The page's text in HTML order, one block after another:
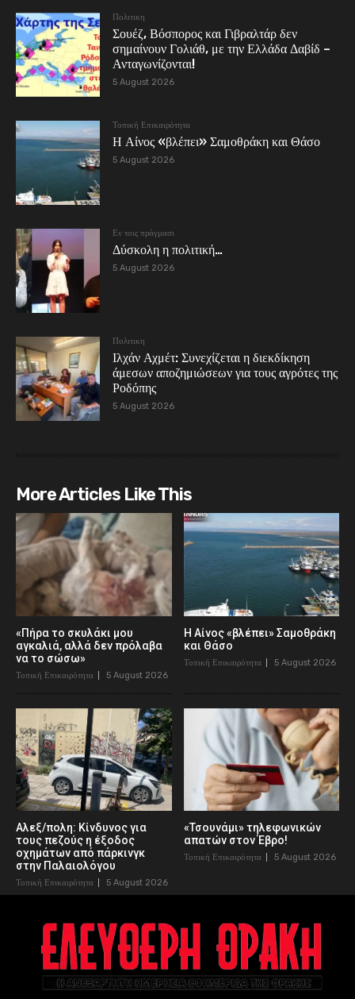
Πολιτικη
Σουέζ, Βόσπορος και Γιβραλτάρ δεν
σημαίνουν Γολιάθ, με την Ελλάδα Δαβίδ –
Ανταγωνίζονται!
5 August 2026
Τοπική Επικαιρότητα
Η Αίνος «βλέπει» Σαμοθράκη και Θάσο
5 August 2026
Εν τοις πράγμασι
Δύσκολη η πολιτική…
5 August 2026
Πολιτικη
Ιλχάν Αχμέτ: Συνεχίζεται η διεκδίκηση
άμεσων αποζημιώσεων για τους αγρότες της
Ροδόπης
5 August 2026
More Articles Like This
«Πήρα το σκυλάκι μου
αγκαλιά, αλλά δεν πρόλαβα
να το σώσω»
Τοπική Επικαιρότητα 5 August 2026
Η Αίνος «βλέπει» Σαμοθράκη
και Θάσο
Τοπική Επικαιρότητα 5 August 2026
Αλεξ/πολη: Κίνδυνος για
τους πεζούς η έξοδος
οχημάτων από πάρκινγκ
στην Παλαιολόγου
Τοπική Επικαιρότητα 5 August 2026
«Τσουνάμι» τηλεφωνικών
απατών στον Έβρο!
Τοπική Επικαιρότητα 5 August 2026